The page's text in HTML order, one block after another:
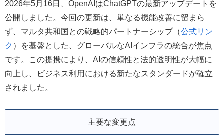
2026年5月16日、OpenAIはChatGPTの最新アップデートを
公開しました。今回の更新は、単なる機能改善に留まら
ず、マルタ共和国との戦略的パートナーシップ（公式リン
ク ）を基盤とした、グローバルなAIインフラの統合が焦点
です。この提携により、AIの信頼性と法的透明性が大幅に
向上し、ビジネス利用における新たなスタンダードが確立
されました。
主要な変更点